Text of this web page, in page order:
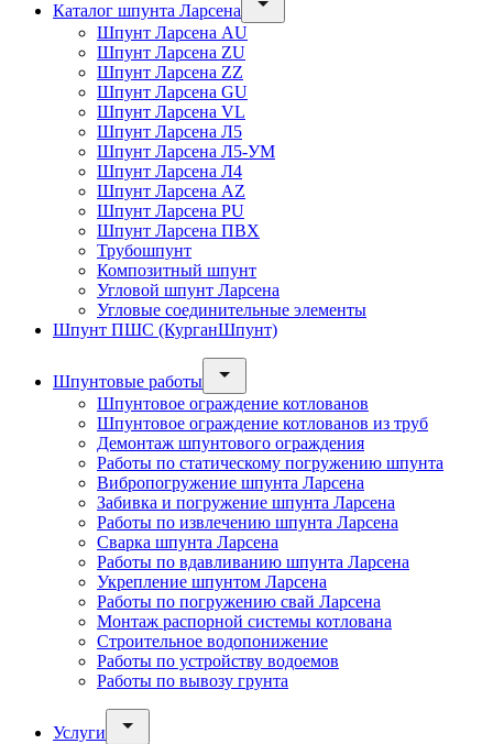
Каталог шпунта Ларсена
Шпунт Ларсена AU
Шпунт Ларсена ZU
Шпунт Ларсена ZZ
Шпунт Ларсена GU
Шпунт Ларсена VL
Шпунт Ларсена Л5
Шпунт Ларсена Л5-УМ
Шпунт Ларсена Л4
Шпунт Ларсена AZ
Шпунт Ларсена PU
Шпунт Ларсена ПВХ
Трубошпунт
Композитный шпунт
Угловой шпунт Ларсена
Угловые соединительные элементы
Шпунт ПШС (КурганШпунт)
Шпунтовые работы
Шпунтовое ограждение котлованов
Шпунтовое ограждение котлованов из труб
Демонтаж шпунтового ограждения
Работы по статическому погружению шпунта
Вибропогружение шпунта Ларсена
Забивка и погружение шпунта Ларсена
Работы по извлечению шпунта Ларсена
Сварка шпунта Ларсена
Работы по вдавливанию шпунта Ларсена
Укрепление шпунтом Ларсена
Работы по погружению свай Ларсена
Монтаж распорной системы котлована
Строительное водопонижение
Работы по устройству водоемов
Работы по вывозу грунта
Услуги